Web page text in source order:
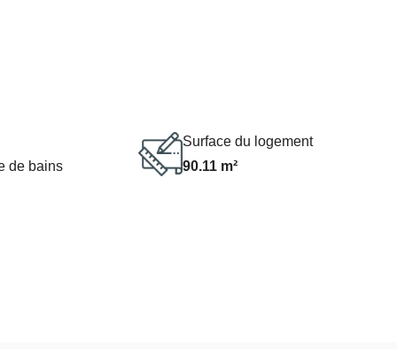
de bains
Surface du logement
90.11 m²